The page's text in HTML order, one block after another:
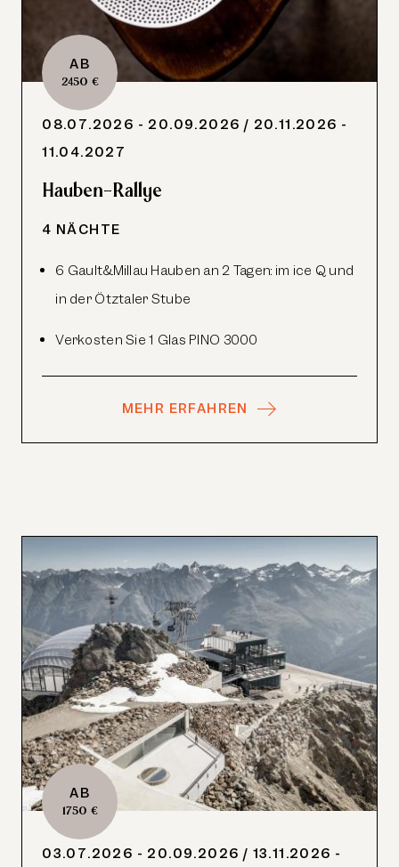
AB
2450 €
08.07.2026 - 20.09.2026 / 20.11.2026 -
11.04.2027
Hauben-Rallye
4 NÄCHTE
6 Gault&Millau Hauben an 2 Tagen: im ice Q und
in der Ötztaler Stube
Verkosten Sie 1 Glas PINO 3000
MEHR ERFAHREN
AB
1750 €
03.07.2026 - 20.09.2026 / 13.11.2026 -